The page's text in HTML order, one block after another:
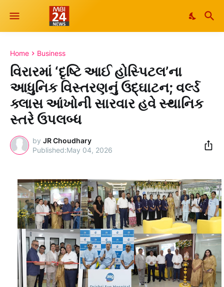
Home Business
વિરારમાં ‘દૃષ્ટિ આઈ હોસ્પિટલ’ના
આધુનિક વિસ્તરણનું ઉદ્ઘાટન; વર્લ્ડ
ક્લાસ આંખોની સારવાર હવે સ્થાનિક
સ્તરે ઉપલબ્ધ
by JR Choudhary
May 04, 2026